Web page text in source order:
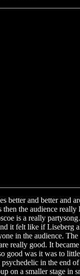
better and better and
then the audience
is a really
it felt like if Liseberg
in the audience.
really good. It
good was it was to
psychedelic in the end
on a smaller stage in